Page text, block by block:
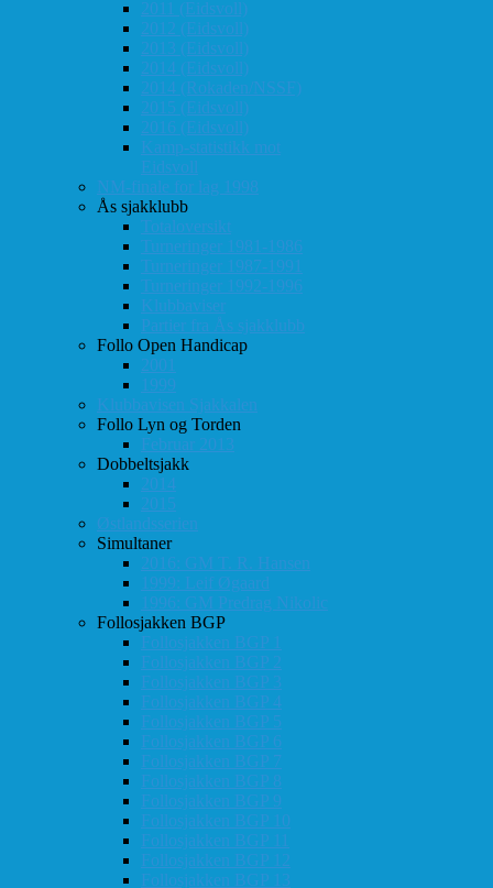
2011 (Eidsvoll)
2012 (Eidsvoll)
2013 (Eidsvoll)
2014 (Eidsvoll)
2014 (Rokaden/NSSF)
2015 (Eidsvoll)
2016 (Eidsvoll)
Kamp-statistikk mot
Eidsvoll
NM-finale for lag 1998
Ås sjakklubb
Totaloversikt
Turneringer 1981-1986
Turneringer 1987-1991
Turneringer 1992-1996
Klubbaviser
Partier fra Ås sjakklubb
Follo Open Handicap
2001
1999
Klubbavisen Sjakkalen
Follo Lyn og Torden
Februar 2013
Dobbeltsjakk
2014
2015
Østlandsserien
Simultaner
2016: GM T. R. Hansen
1999: Leif Øgaard
1996: GM Predrag Nikolic
Follosjakken BGP
Follosjakken BGP 1
Follosjakken BGP 2
Follosjakken BGP 3
Follosjakken BGP 4
Follosjakken BGP 5
Follosjakken BGP 6
Follosjakken BGP 7
Follosjakken BGP 8
Follosjakken BGP 9
Follosjakken BGP 10
Follosjakken BGP 11
Follosjakken BGP 12
Follosjakken BGP 13